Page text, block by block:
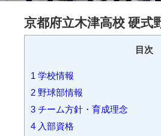
京都府立木津高校 硬式
目次
1 学校情報
2 野球部情報
3 チーム方針・育成理念
4 入部資格